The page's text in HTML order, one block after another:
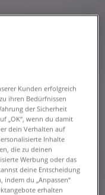
Kunden erfolgreich
ihren Bedürfnissen
der Sicherheit
„OK“, wenn du damit
dein Verhalten auf
Inhalte
die zu deinen
Werbung oder das
deine Entscheidung
du „Anpassen“
erhalten